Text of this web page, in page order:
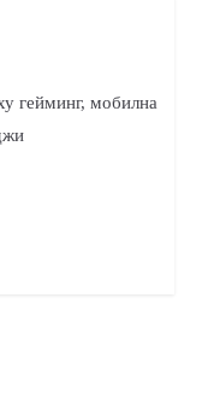
гейминг, мобилна